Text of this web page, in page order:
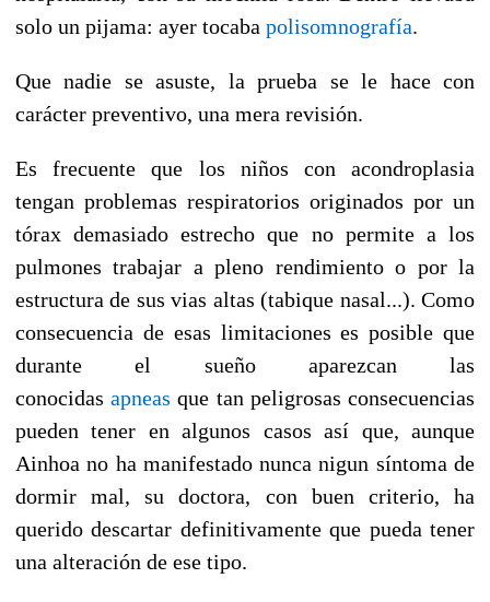
solo un pijama: ayer tocaba polisomnografía.
Que nadie se asuste, la prueba se le hace con
carácter preventivo, una mera revisión.
Es frecuente que los niños con acondroplasia
tengan problemas respiratorios originados por un
tórax demasiado estrecho que no permite a los
pulmones trabajar a pleno rendimiento o por la
estructura de sus vias altas (tabique nasal...). Como
consecuencia de esas limitaciones es posible que
durante el sueño aparezcan las
conocidasapneas que tan peligrosas consecuencias
pueden tener en algunos casos así que, aunque
Ainhoa no ha manifestado nunca nigun síntoma de
dormir mal, su doctora, con buen criterio, ha
querido descartar definitivamente que pueda tener
una alteración de ese tipo.